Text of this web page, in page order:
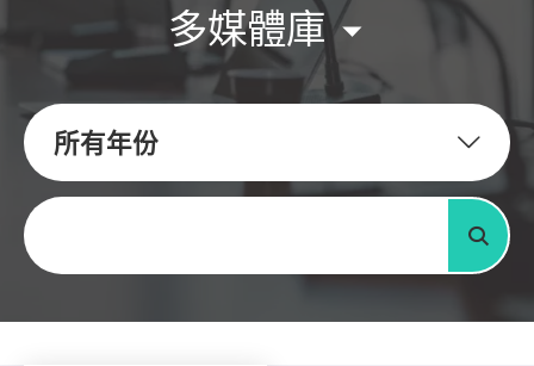
多媒體庫
所有年份
關鍵字
搜尋